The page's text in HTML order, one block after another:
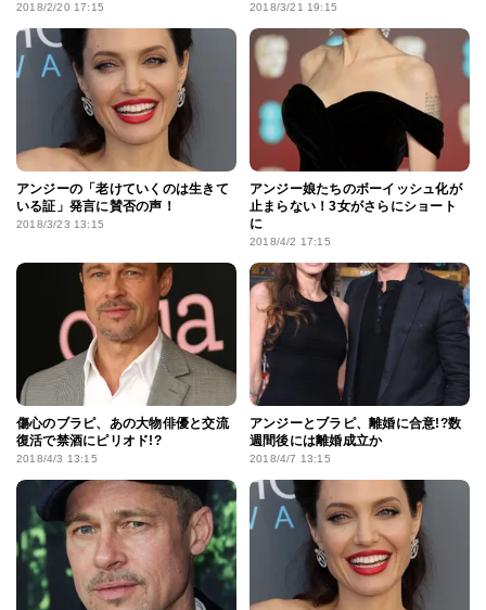
2018/2/20 17:15 2018/3/21 19:15
アンジーの「老けていくのは生きて
いる証」発言に賛否の声！
2018/3/23 13:15
アンジー娘たちのボーイッシュ化が
止まらない！3女がさらにショート
に
2018/4/2 17:15
傷心のブラピ、あの大物俳優と交流
復活で禁酒にピリオド!?
2018/4/3 13:15
アンジーとブラピ、離婚に合意!?数
週間後には離婚成立か
2018/4/7 13:15